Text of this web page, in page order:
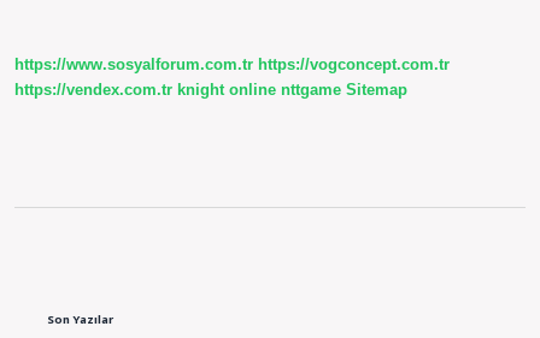
https://www.sosyalforum.com.tr https://vogconcept.com.tr
https://vendex.com.tr knight online nttgame Sitemap
Son Yazılar